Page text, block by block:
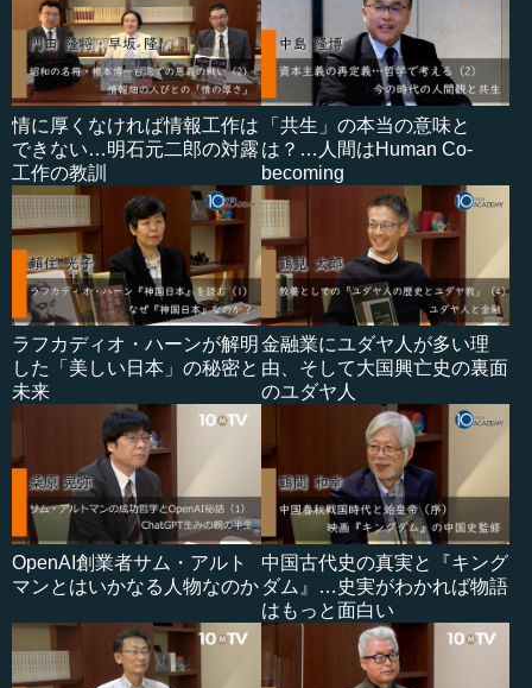
情に厚くなければ情報工作は
できない…明石元二郎の対露
工作の教訓
「共生」の本当の意味と
は？…人間はHuman Co-
becoming
ラフカディオ・ハーンが解明
した「美しい日本」の秘密と
未来
金融業にユダヤ人が多い理
由、そして大国興亡史の裏面
のユダヤ人
OpenAI創業者サム・アルト
マンとはいかなる人物なのか
中国古代史の真実と『キング
ダム』…史実がわかれば物語
はもっと面白い